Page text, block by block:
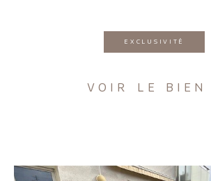
EXCLUSIVITÉ
VOIR LE BIEN